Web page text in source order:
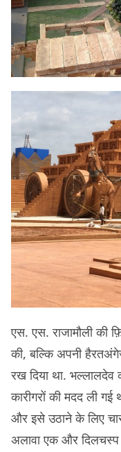
एस. एस. राजामौली की
की, बल्कि अपनी
रख दिया था.
कारीगरों की मदद ली
और इसे उठाने के लिए
अलावा एक और